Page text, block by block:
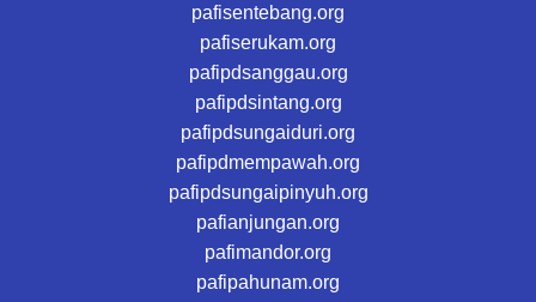
pafisentebang.org
pafiserukam.org
pafipdsanggau.org
pafipdsintang.org
pafipdsungaiduri.org
pafipdmempawah.org
pafipdsungaipinyuh.org
pafianjungan.org
pafimandor.org
pafipahunam.org